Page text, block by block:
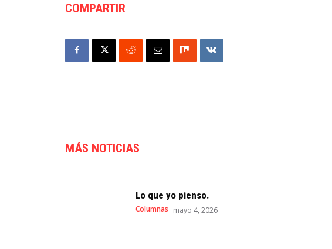
COMPARTIR
MÁS NOTICIAS
Lo que yo pienso.
Columnas mayo 4, 2026